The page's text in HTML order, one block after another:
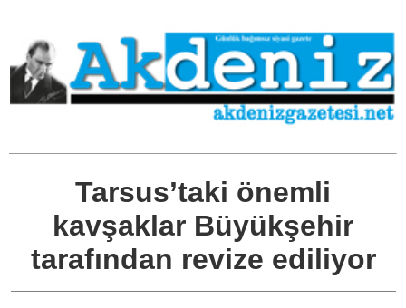
Tarsus’taki önemli
kavşaklar Büyükşehir
tarafından revize ediliyor